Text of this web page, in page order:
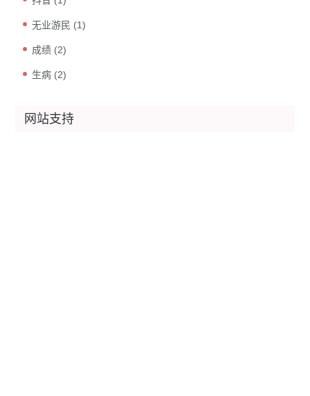
无业游民 (1)
成绩 (2)
生病 (2)
网站支持